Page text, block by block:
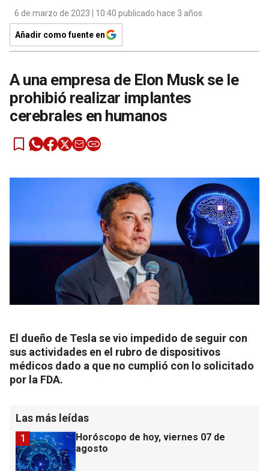
6 de marzo de 2023 | 10:40 publicado hace 3 años
Añadir como fuente en
A una empresa de Elon Musk se le
prohibió realizar implantes
cerebrales en humanos
El dueño de Tesla se vio impedido de seguir con
sus actividades en el rubro de dispositivos
médicos dado a que no cumplió con lo solicitado
por la FDA.
Las más leídas
Horóscopo de hoy, viernes 07 de
agosto
1